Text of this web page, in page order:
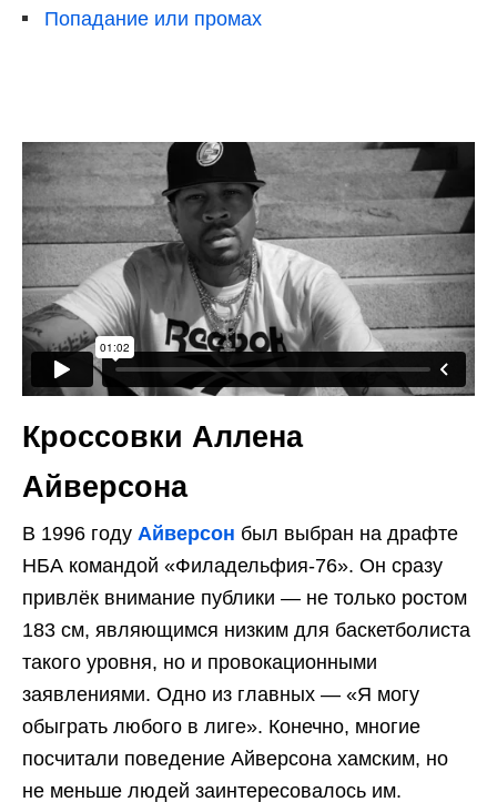
Попадание или промах
Кроссовки Аллена
Айверсона
В 1996 году Айверсон был выбран на драфте
НБА командой «Филадельфия-76». Он сразу
привлёк внимание публики — не только ростом
183 см, являющимся низким для баскетболиста
такого уровня, но и провокационными
заявлениями. Одно из главных — «Я могу
обыграть любого в лиге». Конечно, многие
посчитали поведение Айверсона хамским, но
не меньше людей заинтересовалось им.